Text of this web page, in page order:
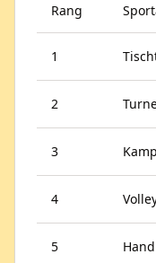
Rang
1
2
3
4
5